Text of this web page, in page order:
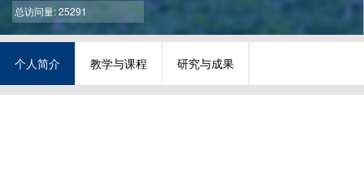
总访问量: 25291
个人简介 教学与课程 研究与成果